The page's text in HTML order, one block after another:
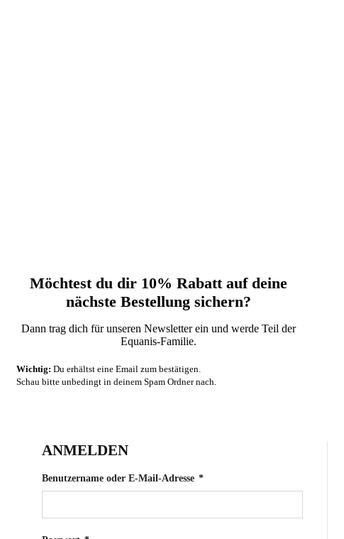
Möchtest du dir 10% Rabatt auf deine
nächste‬ Bestellung sichern?‬
Dann trag dich für unseren Newsletter ein und werde Teil der
Equanis-Familie.‬
Wichtig: Du erhältst eine Email zum bestätigen.
Schau bitte unbedingt in deinem Spam Ordner nach.
ANMELDEN
Benutzername oder E-Mail-Adresse *Erforderlich